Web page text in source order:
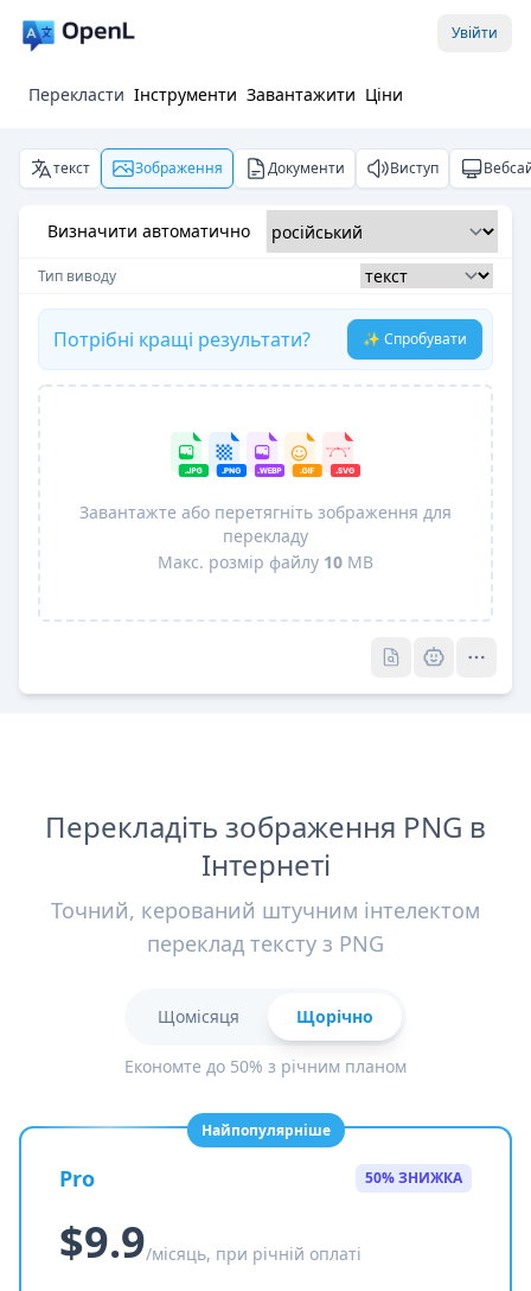
Увійти
Перекласти Інструменти Завантажити Ціни
текст Зображення Документи Виступ
Визначити автоматично
Тип виводу
Потрібні кращі результати? ✨ Спробувати
Завантажте або перетягніть зображення для
перекладу
Макс. розмір файлу 10 MB
Перекладіть зображення PNG в
Інтернеті
Точний, керований штучним інтелектом
переклад тексту з PNG
Щомісяця Щорічно
Економте до 50% з річним планом
Найпопулярніше
Pro 50% ЗНИЖКА
$9.9/місяць, при річній оплаті